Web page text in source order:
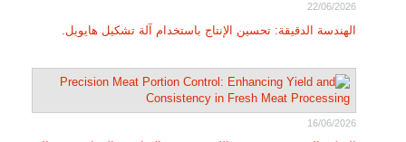
22/06/2026
الهندسة الدقيقة: تحسين الإنتاج باستخدام آلة تشكيل هايويل.
16/06/2026